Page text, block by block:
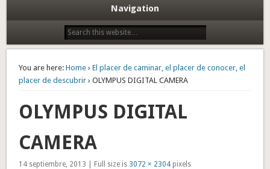
Navigation
You are here: Home ›El placer de caminar, el placer de conocer, el
placer de descubrir › OLYMPUS DIGITAL CAMERA
OLYMPUS DIGITAL
CAMERA
14 septiembre, 2013 | Full size is 3072 × 2304 pixels